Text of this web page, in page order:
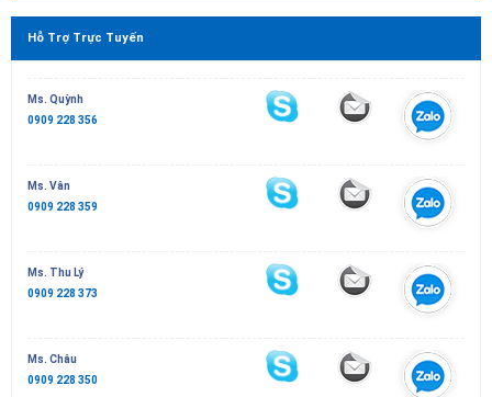
Hỗ Trợ Trực Tuyến
Ms. Quỳnh
0909 228 356
Ms. Vân
0909 228 359
Ms. Thu Lý
0909 228 373
Ms. Châu
0909 228 350